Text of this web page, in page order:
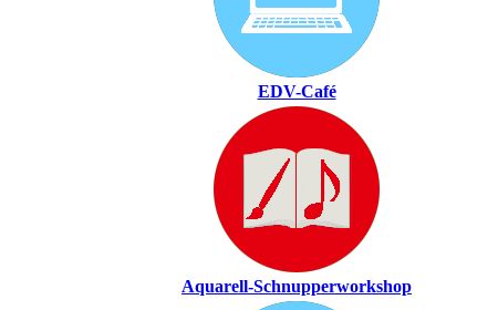
EDV-Café
Aquarell-Schnupperworkshop